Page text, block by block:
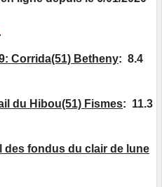
Corrida(51) Betheny: 8.4
du Hibou(51) Fismes: 11.3
des fondus du clair de lune